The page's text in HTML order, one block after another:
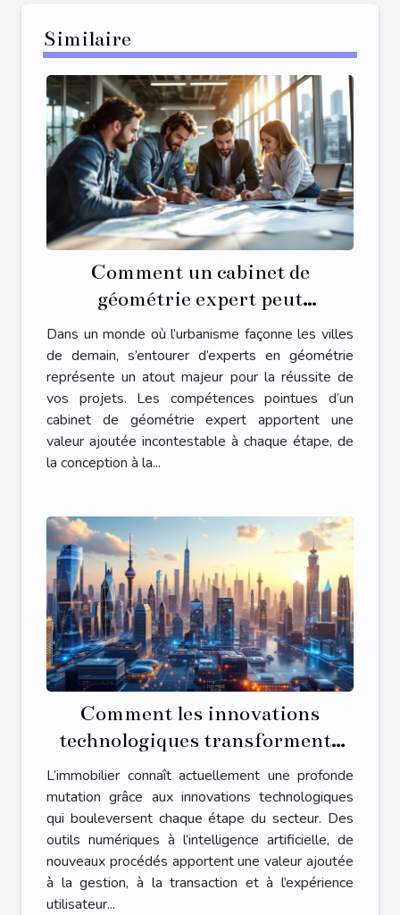
Similaire
Comment un cabinet de
géométrie expert peut
transformer votre projet
d'urbanisme ?
Dans un monde où l’urbanisme façonne les villes
de demain, s’entourer d’experts en géométrie
représente un atout majeur pour la réussite de
vos projets. Les compétences pointues d’un
cabinet de géométrie expert apportent une
valeur ajoutée incontestable à chaque étape, de
la conception à la...
Comment les innovations
technologiques transforment-
elles l'immobilier ?
L’immobilier connaît actuellement une profonde
mutation grâce aux innovations technologiques
qui bouleversent chaque étape du secteur. Des
outils numériques à l’intelligence artificielle, de
nouveaux procédés apportent une valeur ajoutée
à la gestion, à la transaction et à l’expérience
utilisateur...